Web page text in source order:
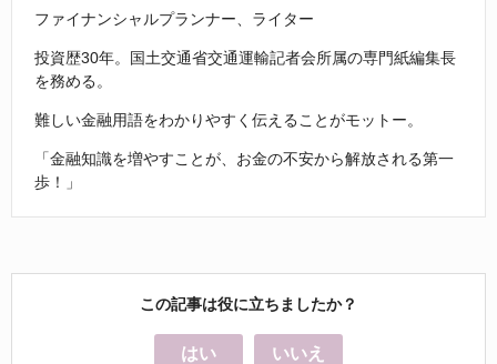
ファイナンシャルプランナー、ライター
投資歴30年。国土交通省交通運輸記者会所属の専門紙編集長
を務める。
難しい金融用語をわかりやすく伝えることがモットー。
「金融知識を増やすことが、お金の不安から解放される第一
歩！」
この記事は役に立ちましたか？
はい いいえ